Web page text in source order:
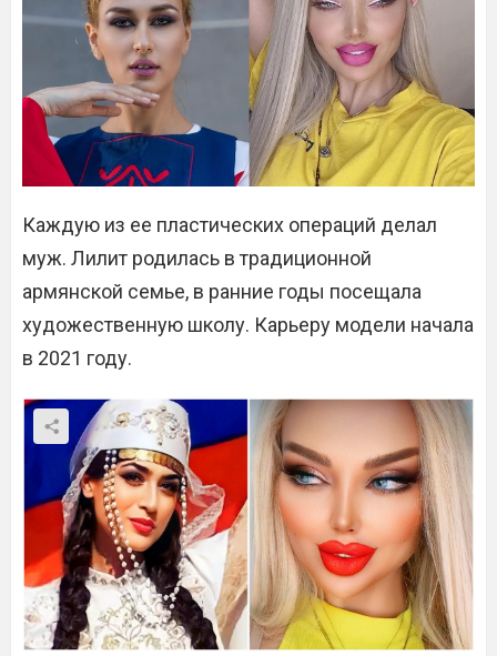
Каждую из ее пластических операций делал
муж. Лилит родилась в традиционной
армянской семье, в ранние годы посещала
художественную школу. Карьеру модели начала
в 2021 году.